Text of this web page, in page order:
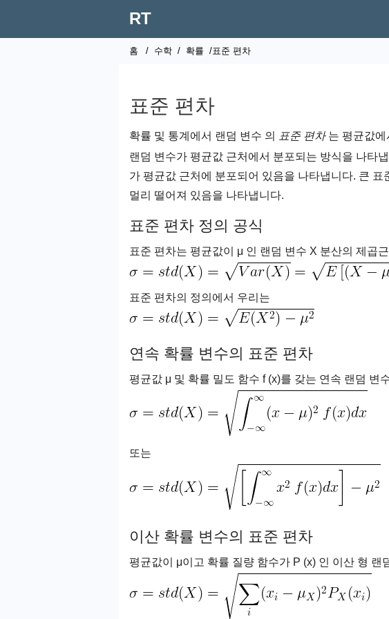
RT
홈 / 수학 / 확률 /표준 편차
표준 편차
확률 및 통계에서 랜덤 변수 의 표준 편차는 평균값에
랜덤 변수가 평균값 근처에서 분포되는 방식을 나타
가 평균값 근처에 분포되어 있음을 나타냅니다. 큰 표
멀리 떨어져 있음을 나타냅니다.
표준 편차 정의 공식
표준 편차는 평균값이 μ 인 랜덤 변수 X 분산의 제곱
표준 편차의 정의에서 우리는
연속 확률 변수의 표준 편차
평균값 μ 및 확률 밀도 함수 f (x)를 갖는 연속 랜덤 변
또는
이산 확률 변수의 표준 편차
평균값이 μ이고 확률 질량 함수가 P (x) 인 이산 형 랜